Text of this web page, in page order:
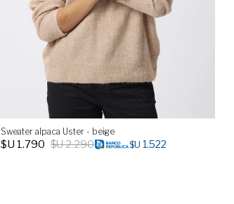
Sweater alpaca Uster - beige
$U 1.790 $U2.290 $U 1.522